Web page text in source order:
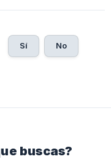
Sí No
buscas?